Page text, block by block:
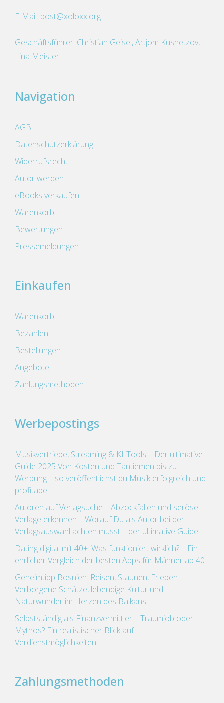
E-Mail: post@xoloxx.org
Geschäftsführer: Christian Geisel, Artjom Kusnetzov,
Lina Meister
Navigation
AGB
Datenschutzerklärung
Widerrufsrecht
Autor werden
eBooks verkaufen
Warenkorb
Bewertungen
Pressemeldungen
Einkaufen
Warenkorb
Bezahlen
Bestellungen
Angebote
Zahlungsmethoden
Werbepostings
Musikvertriebe, Streaming & KI-Tools – Der ultimative
Guide 2025 Von Kosten und Tantiemen bis zu
Werbung – so veröffentlichst du Musik erfolgreich und
profitabel.
Autoren auf Verlagsuche – Abzockfallen und seröse
Verlage erkennen – Worauf Du als Autor bei der
Verlagsauswahl achten musst – der ultimative Guide
Dating digital mit 40+: Was funktioniert wirklich? – Ein
ehrlicher Vergleich der besten Apps für Männer ab 40
Geheimtipp Bosnien: Reisen, Staunen, Erleben –
Verborgene Schätze, lebendige Kultur und
Naturwunder im Herzen des Balkans.
Selbstständig als Finanzvermittler – Traumjob oder
Mythos? Ein realistischer Blick auf
Verdienstmöglichkeiten
Zahlungsmethoden